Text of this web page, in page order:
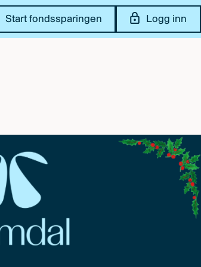
Start fondssparingen Logg inn